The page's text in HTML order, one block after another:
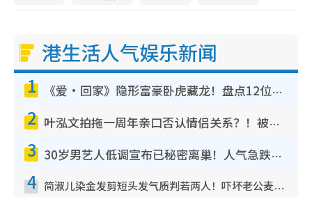
港生活人气娱乐新闻
1 《爱·回家》隐形富豪卧虎藏龙！盘点12位财气逼人的有钱艺人：这位美女3亿身家不愁做
2 叶泓文拍拖一周年亲口否认情侣关系？！被质疑感情造假竟称GM“普通同事”
3 30岁男艺人低调宣布已秘密离巢！人气急跌变失踪人口：“这几年过得并不容易”
4 简淑儿染金发剪短头发气质判若两人！吓坏老公麦大力都认不出：“你做什么？”